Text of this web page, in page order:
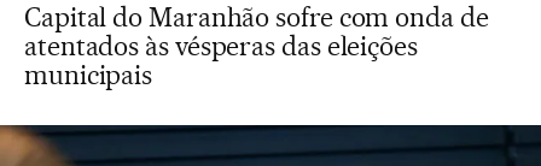
Capital do Maranhão sofre com onda de
atentados às vésperas das eleições
municipais